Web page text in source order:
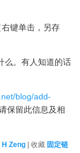
右键单击，另存
么。有人知道的话
blog/add-
保留此信息及相
H Zeng | 收藏 固定链